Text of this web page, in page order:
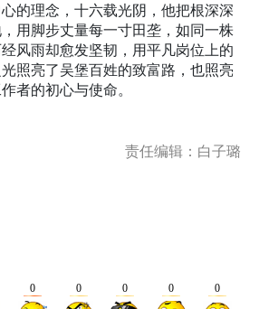
的理念，十六载光阴，他把根深深
用脚步丈量每一寸田垄，如同一株
风雨却愈发坚韧，用平凡岗位上的
照亮了吴堡百姓的致富路，也照亮
者的初心与使命。
责任编辑：白子璐